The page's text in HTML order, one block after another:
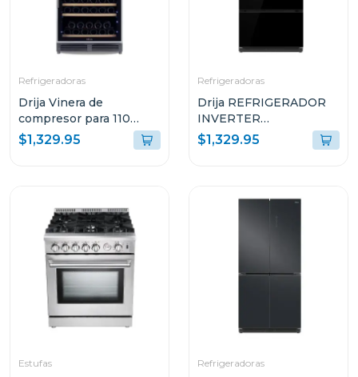
Refrigeradoras
Drija Vinera de
compresor para 110
botellas dolce 110
$1,329.95
Refrigeradoras
Drija REFRIGERADOR
INVERTER
EMPOTRABLE DE
18.1P³ ULTRA FAST
$1,329.95
Estufas Refrigeradoras